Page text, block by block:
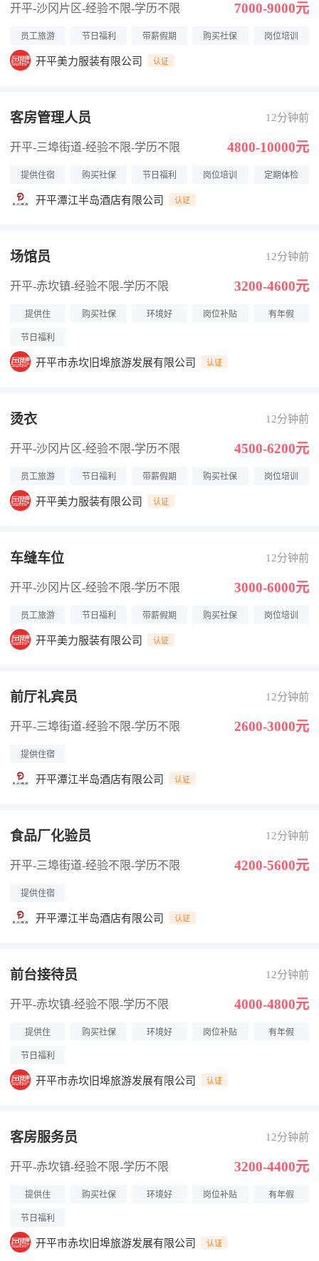
开平-沙冈片区-经验不限-学历不限 7000-9000元
员工旅游 节日福利 带薪假期 购买社保 岗位培训
开平美力服装有限公司 认证
客房管理人员 12分钟前
开平-三埠街道-经验不限-学历不限 4800-10000元
提供住宿 购买社保 节日福利 岗位培训 定期体检
开平潭江半岛酒店有限公司 认证
场馆员 12分钟前
开平-赤坎镇-经验不限-学历不限 3200-4600元
提供住 购买社保 环境好 岗位补贴 有年假
节日福利
开平市赤坎旧埠旅游发展有限公司 认证
烫衣 12分钟前
开平-沙冈片区-经验不限-学历不限 4500-6200元
员工旅游 节日福利 带薪假期 购买社保 岗位培训
开平美力服装有限公司 认证
车缝车位 12分钟前
开平-沙冈片区-经验不限-学历不限 3000-6000元
员工旅游 节日福利 带薪假期 购买社保 岗位培训
开平美力服装有限公司 认证
前厅礼宾员 12分钟前
开平-三埠街道-经验不限-学历不限 2600-3000元
提供住宿
开平潭江半岛酒店有限公司 认证
食品厂化验员 12分钟前
开平-三埠街道-经验不限-学历不限 4200-5600元
提供住宿
开平潭江半岛酒店有限公司 认证
前台接待员 12分钟前
开平-赤坎镇-经验不限-学历不限 4000-4800元
提供住 购买社保 环境好 岗位补贴 有年假
节日福利
开平市赤坎旧埠旅游发展有限公司 认证
客房服务员 12分钟前
开平-赤坎镇-经验不限-学历不限 3200-4400元
提供住 购买社保 环境好 岗位补贴 有年假
节日福利
开平市赤坎旧埠旅游发展有限公司 认证